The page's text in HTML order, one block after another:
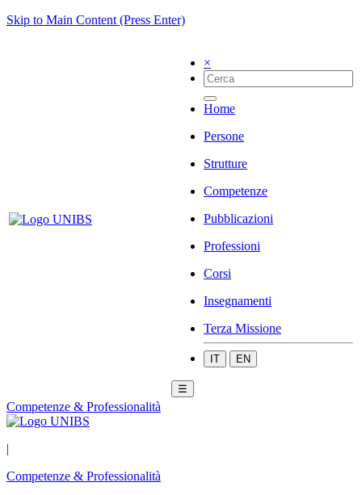
Skip to Main Content (Press Enter)
×
Home
Persone
Strutture
Competenze
Pubblicazioni
Professioni
Corsi
Insegnamenti
Terza Missione
IT EN
☰
Competenze & Professionalità
|
Competenze & Professionalità